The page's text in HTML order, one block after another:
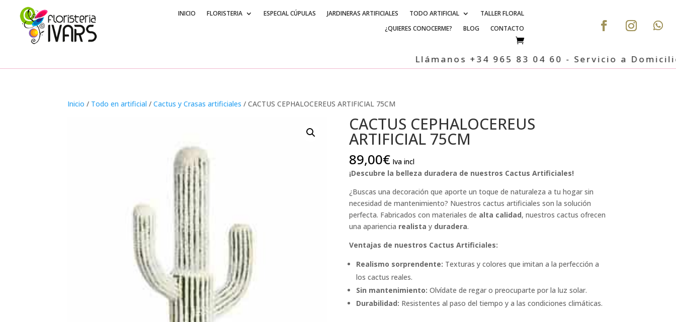
INICIO FLORISTERIA ESPECIAL CÚPULAS JARDINERAS ARTIFICIALES TODO ARTIFICIAL
TALLER FLORAL
¿QUIERES CONOCERME?
BLOG CONTACTO
Llámanos +34 965 83 04 60 - Servicio a
Inicio / Todo en artificial /Cactus y Crasas artificiales / CACTUS CEPHALOCEREUS ARTIFICIAL 75CM
CACTUS CEPHALOCEREUS
ARTIFICIAL 75CM
89,00€ Iva incl
¡Descubre la belleza duradera de nuestros Cactus Artificiales!
¿Buscas una decoración que aporte un toque de naturaleza a tu hogar sin
necesidad de mantenimiento? Nuestros cactus artificiales son la solución
perfecta. Fabricados con materiales de alta calidad, nuestros cactus ofrecen
una apariencia realista y duradera.
Ventajas de nuestros Cactus Artificiales:
Realismo sorprendente: Texturas y colores que imitan a la perfección a
los cactus reales.
Sin mantenimiento: Olvídate de regar o preocuparte por la luz solar.
Durabilidad: Resistentes al paso del tiempo y a las condiciones climáticas.